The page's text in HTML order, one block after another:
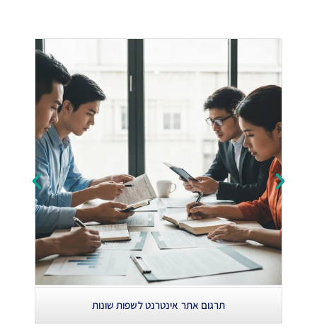
תרגום אתר אינטרנט לשפות שונות